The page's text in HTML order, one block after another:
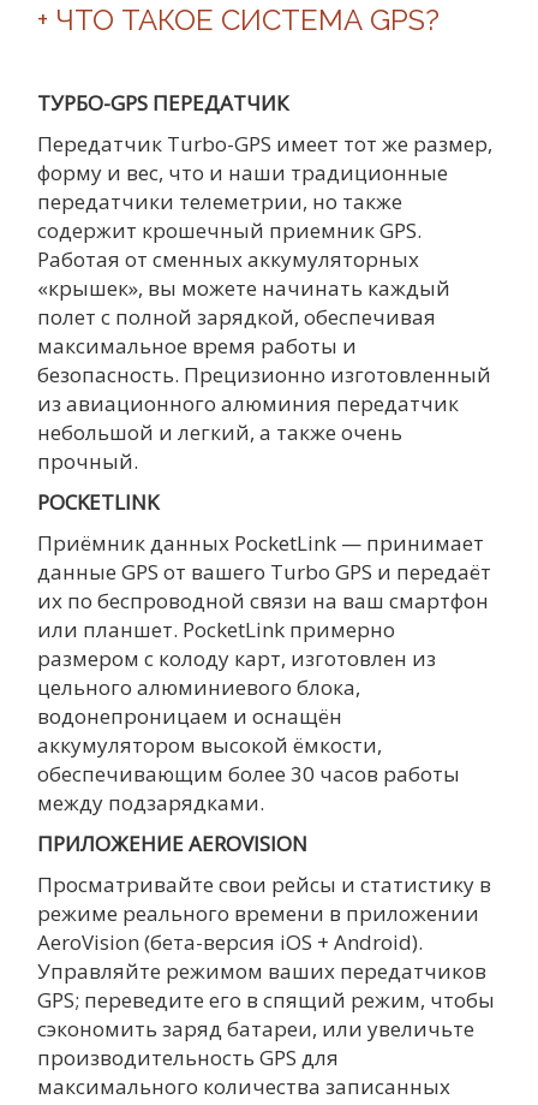
+ ЧТО ТАКОЕ СИСТЕМА GPS?
ТУРБО-GPS ПЕРЕДАТЧИК
Передатчик Turbo-GPS имеет тот же размер,
форму и вес, что и наши традиционные
передатчики телеметрии, но также
содержит крошечный приемник GPS.
Работая от сменных аккумуляторных
«крышек», вы можете начинать каждый
полет с полной зарядкой, обеспечивая
максимальное время работы и
безопасность. Прецизионно изготовленный
из авиационного алюминия передатчик
небольшой и легкий, а также очень
прочный.
POCKETLINK
Приёмник данных PocketLink — принимает
данные GPS от вашего Turbo GPS и передаёт
их по беспроводной связи на ваш смартфон
или планшет. PocketLink примерно
размером с колоду карт, изготовлен из
цельного алюминиевого блока,
водонепроницаем и оснащён
аккумулятором высокой ёмкости,
обеспечивающим более 30 часов работы
между подзарядками.
ПРИЛОЖЕНИЕ AEROVISION
Просматривайте свои рейсы и статистику в
режиме реального времени в приложении
AeroVision (бета-версия iOS + Android).
Управляйте режимом ваших передатчиков
GPS; переведите его в спящий режим, чтобы
сэкономить заряд батареи, или увеличьте
производительность GPS для
максимального количества записанных